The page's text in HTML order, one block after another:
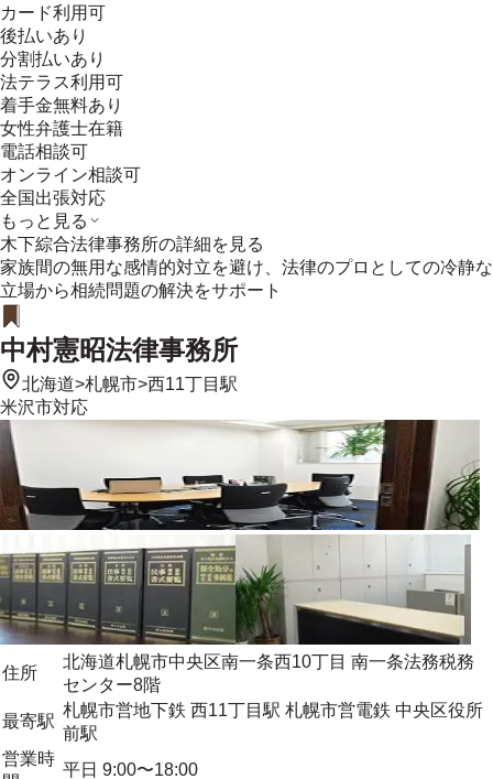
カード利用可
後払いあり
分割払いあり
法テラス利用可
着手金無料あり
女性弁護士在籍
電話相談可
オンライン相談可
全国出張対応
もっと見る
木下綜合法律事務所の詳細を見る
家族間の無用な感情的対立を避け、法律のプロとしての冷静な
立場から相続問題の解決をサポート
中村憲昭法律事務所
北海道>札幌市>西11丁目駅
米沢市対応
住所
北海道札幌市中央区南一条西10丁目 南一条法務税務
センター8階
最寄駅
札幌市営地下鉄 西11丁目駅 札幌市営電鉄 中央区役所
前駅
営業時
平日 9:00〜18:00